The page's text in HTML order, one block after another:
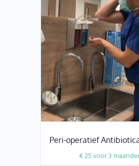
Peri-operatief
€25voor 3